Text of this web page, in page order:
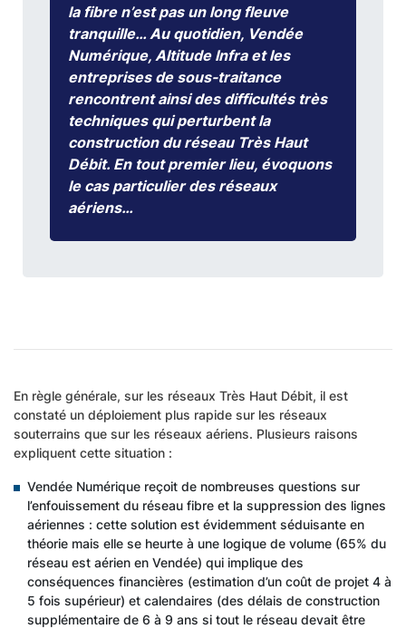
la fibre n’est pas un long fleuve
tranquille… Au quotidien, Vendée
Numérique, Altitude Infra et les
entreprises de sous-traitance
rencontrent ainsi des difficultés très
techniques qui perturbent la
construction du réseau Très Haut
Débit. En tout premier lieu, évoquons
le cas particulier des réseaux
aériens…
En règle générale, sur les réseaux Très Haut Débit, il est
constaté un déploiement plus rapide sur les réseaux
souterrains que sur les réseaux aériens. Plusieurs raisons
expliquent cette situation :
Vendée Numérique reçoit de nombreuses questions sur
l’enfouissement du réseau fibre et la suppression des lignes
aériennes : cette solution est évidemment séduisante en
théorie mais elle se heurte à une logique de volume (65% du
réseau est aérien en Vendée) qui implique des
conséquences financières (estimation d’un coût de projet 4 à
5 fois supérieur) et calendaires (des délais de construction
supplémentaire de 6 à 9 ans si tout le réseau devait être